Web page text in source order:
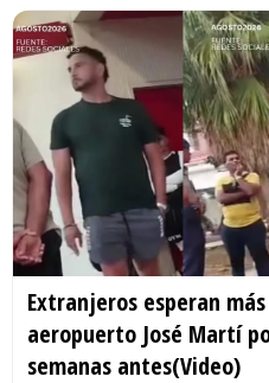
Extranjeros esperan
aeropuerto José Martí
semanas antes(Video)